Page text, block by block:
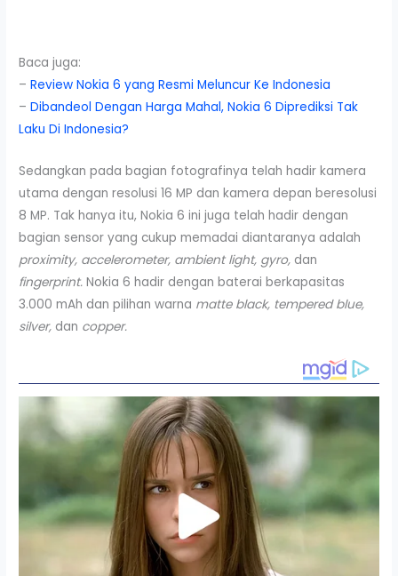
Baca juga:
–Review Nokia 6 yang Resmi Meluncur Ke Indonesia
–Dibandeol Dengan Harga Mahal, Nokia 6 Diprediksi Tak
Laku Di Indonesia?
Sedangkan pada bagian fotografinya telah hadir kamera
utama dengan resolusi 16 MP dan kamera depan beresolusi
8 MP. Tak hanya itu, Nokia 6 ini juga telah hadir dengan
bagian sensor yang cukup memadai diantaranya adalah
proximity, accelerometer, ambient light, gyro, dan
fingerprint. Nokia 6 hadir dengan baterai berkapasitas
3.000 mAh dan pilihan warna matte black, tempered blue,
silver, dan copper.